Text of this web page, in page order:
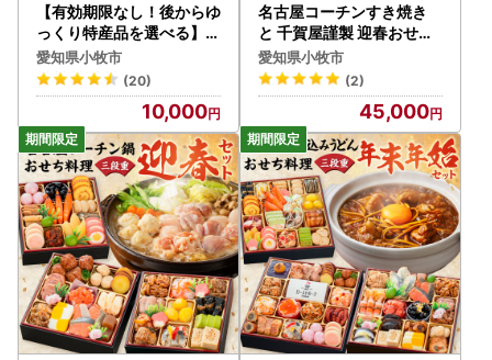
【有効期限なし！後からゆ
っくり特産品を選べる】愛
知県小牧市カタログポイン
ト
愛知県小牧市
(20)
10,000
名古屋コーチンすき焼き
と 千賀屋謹製 迎春おせち
料理 和風三段重「おもい
やり」セット 3人前 全38
品 冷蔵おせち料理 [035S
愛知県小牧市
(2)
45,000